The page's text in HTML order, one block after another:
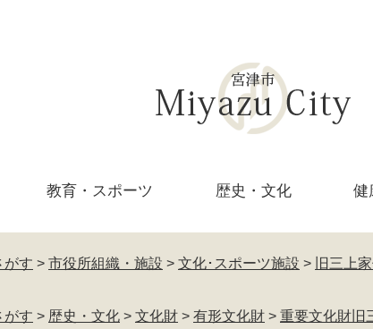
教育・ スポーツ 歴史・文化 健
がす > 市役所組織・施設 > 文化･スポーツ施設 > 旧三上
がす > 歴史・文化 > 文化財 > 有形文化財 > 重要文化財旧